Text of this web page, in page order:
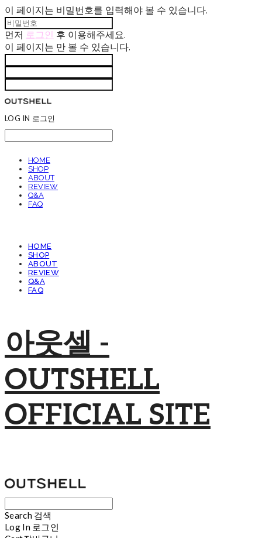
이 페이지는 비밀번호를 입력해야 볼 수 있습니다.
먼저 로그인 후 이용해주세요.
이 페이지는 만 볼 수 있습니다.
LOG IN 로그인
HOME
SHOP
ABOUT
REVIEW
Q&A
FAQ
HOME
SHOP
ABOUT
REVIEW
Q&A
FAQ
아웃셀 -
OUTSHELL
OFFICIAL SITE
Search 검색
Log In 로그인